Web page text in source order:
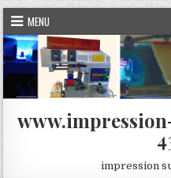
Skip
to
content
MENU
impression